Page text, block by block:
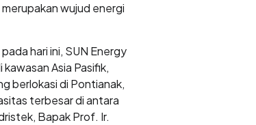
wujud energi
hari ini, SUN Energy
Asia Pasifik,
berlokasi di Pontianak,
terbesar di antara
Bapak Prof. Ir.